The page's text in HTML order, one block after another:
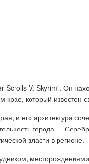
V: Skyrim". Он
крае, который известен
и его архитектура
города —
власти в регионе.